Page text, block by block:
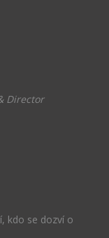
Director
kdo se dozví o